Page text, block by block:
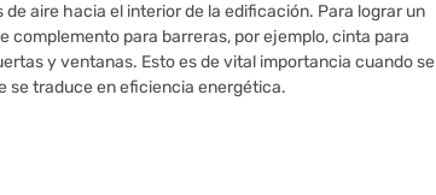
aire hacia el interior de la edificación. Para lograr un
para barreras, por ejemplo, cinta para
y ventanas. Esto es de vital importancia cuando se
se traduce en eficiencia energética.